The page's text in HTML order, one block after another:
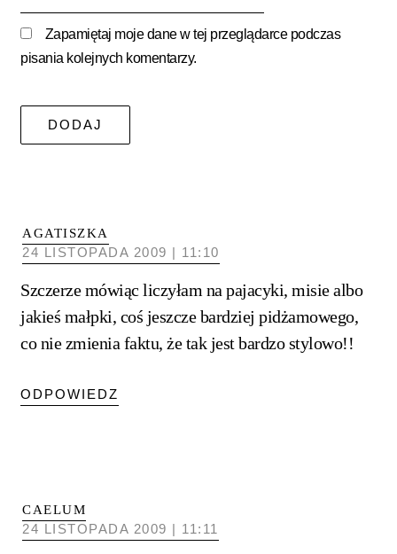
AGATISZKA
24 LISTOPADA 2009 | 11:10
Szczerze mówiąc liczyłam na pajacyki, misie albo
jakieś małpki, coś jeszcze bardziej pidżamowego,
co nie zmienia faktu, że tak jest bardzo stylowo!!
ODPOWIEDZ
CAELUM
24 LISTOPADA 2009 | 11:11
Zapamiętaj moje dane w tej przeglądarce podczas
pisania kolejnych komentarzy.